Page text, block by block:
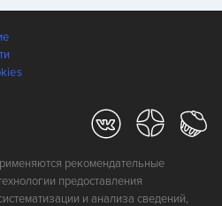
рекомендательные
предоставления
и анализа сведений,